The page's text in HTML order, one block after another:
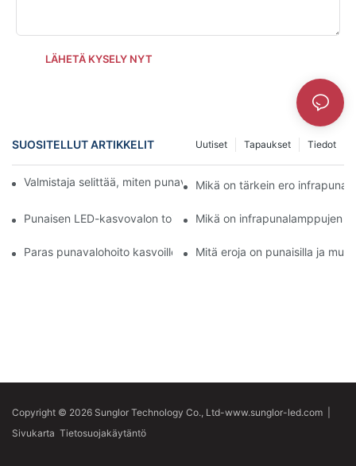
LÄHETÄ KYSELY NYT
SUOSITELLUT ARTIKKELIT Tiedot
Tapaukset
Uutiset
Valmistaja selittää, miten punavalohoito parantaa ihon terveyttä
Mikä on tärkein ero
Punaisen LED-kasvovalon toimintaperiaatteen ymmärtäminen
Mikä on infrapunalamppujen
Paras punavalohoito kasvoille vs. kemialliset kuorinnat
Mitä eroja on punaisilla ja
Copyright © 2026 Sunglor Technology Co., Ltd-www.sunglor-led.com
Sivukarta Tietosuojakäytäntö